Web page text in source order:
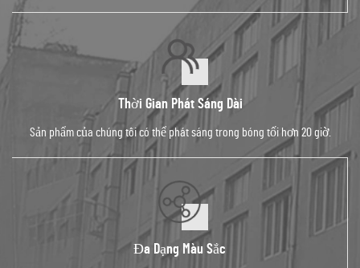
Thời Gian Phát Sáng Dài
Sản phẩm của chúng tôi có thể phát sáng trong bóng tối hơn 20 giờ.
Đa Dạng Màu Sắc